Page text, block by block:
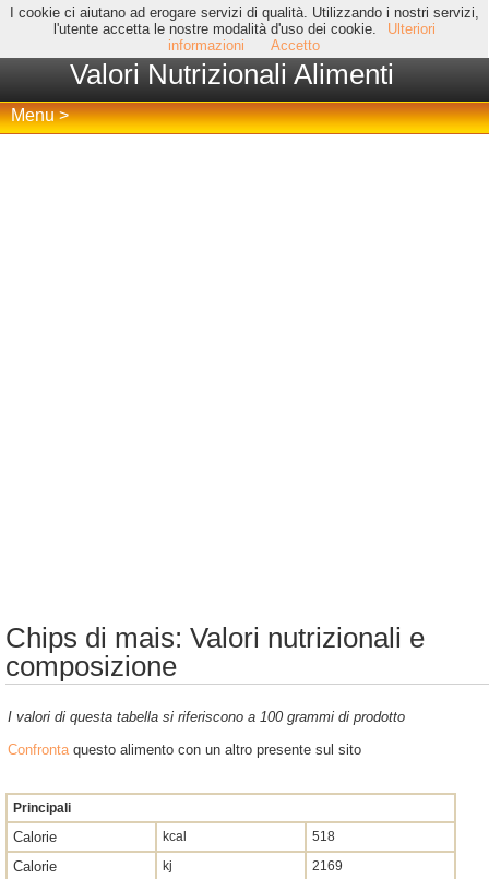
I cookie ci aiutano ad erogare servizi di qualità. Utilizzando i nostri servizi,
l'utente accetta le nostre modalità d'uso dei cookie.
Ulteriori
informazioni
Accetto
Valori Nutrizionali Alimenti
Menu >
Chips di mais: Valori nutrizionali e
composizione
I valori di questa tabella si riferiscono a 100 grammi di prodotto
Confrontaquesto alimento con un altro presente sul sito
Principali
Calorie kcal 518
Calorie kj 2169